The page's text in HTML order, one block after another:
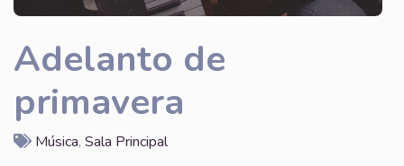
Adelanto de
primavera
Música, Sala Principal